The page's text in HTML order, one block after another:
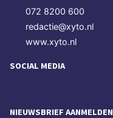
072 8200 600
redactie@xyto.nl
www.xyto.nl
SOCIAL MEDIA
NIEUWSBRIEF AANMELDEN